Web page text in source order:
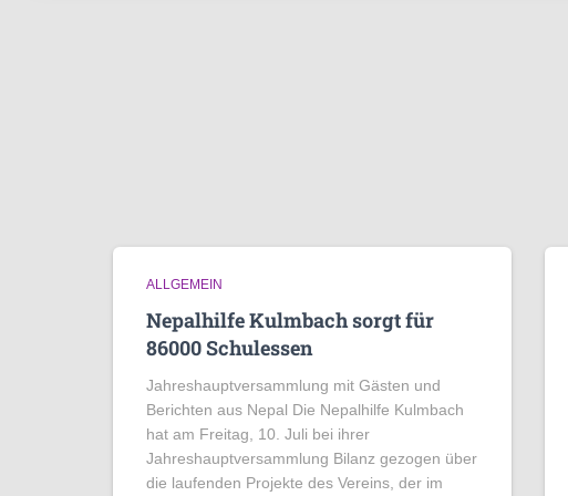
ALLGEMEIN
Nepalhilfe Kulmbach sorgt für
86000 Schulessen
Jahreshauptversammlung mit Gästen und
Berichten aus Nepal Die Nepalhilfe Kulmbach
hat am Freitag, 10. Juli bei ihrer
Jahreshauptversammlung Bilanz gezogen über
die laufenden Projekte des Vereins, der im